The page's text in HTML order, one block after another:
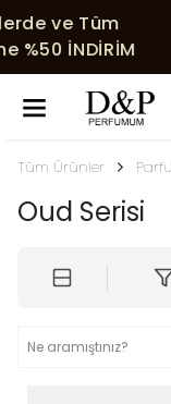
Tüm Ürünler
Oud Serisi